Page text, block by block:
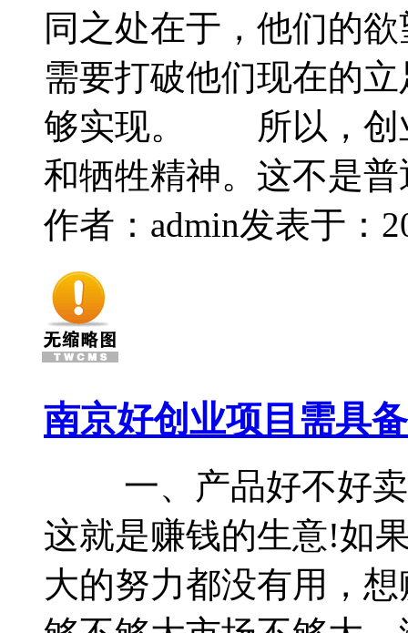
同之处在于，他们的
需要打破他们现在的
够实现。 所以，创
和牺牲精神。这不是普
作者：admin发表于：
南京好创业项目需具
一、产品好不好
这就是赚钱的生意!如
大的努力都没有用，